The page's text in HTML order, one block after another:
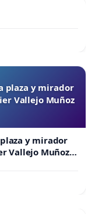
plaza y mirador
Vallejo Muñoz
y mirador
Vallejo Muñoz